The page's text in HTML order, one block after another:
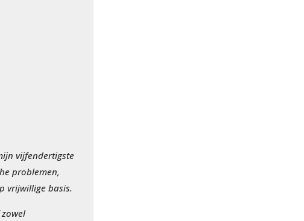
vijfendertigste
problemen,
vrijwillige basis.